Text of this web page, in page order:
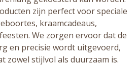
zijn perfect voor speciale
kraamcadeaus,
We zorgen ervoor dat de
en precisie wordt uitgevoerd,
zowel stijlvol als duurzaam is.